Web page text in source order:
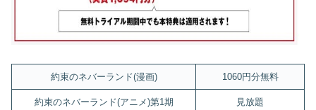
約束のネバーランド(漫画) 1060円分無料
約束のネバーランド(アニメ)第1期 見放題